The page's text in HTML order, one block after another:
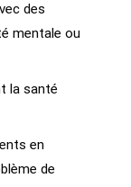
des
mentale ou
la santé
en
de